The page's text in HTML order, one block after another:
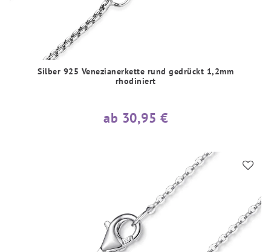
Silber 925 Venezianerkette rund gedrückt 1,2mm
rhodiniert
ab 30,95 €